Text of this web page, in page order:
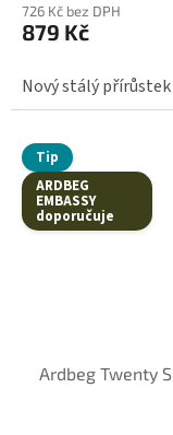
726 Kč bez DPH
879 Kč
Nový stálý
Tip
ARDBEG
EMBASSY
doporučuje
Ardbeg Twenty